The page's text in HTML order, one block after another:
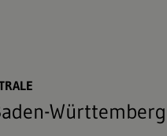
für
Württemberg